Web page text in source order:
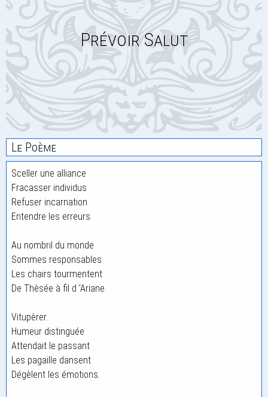
Prévoir Salut
Le Poème
Sceller une alliance
Fracasser individus
Refuser incarnation
Entendre les erreurs.
Au nombril du monde
Sommes responsables
Les chairs tourmentent
De Thèsée à fil d ’Ariane.
Vitupèrer.
Humeur distinguée
Attendait le passant
Les pagaille dansent
Dégèlent les émotions.